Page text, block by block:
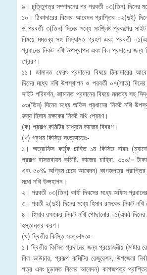
৯। চুত্তিুপত্র সম্পাদনের পর পরবর্তী ০৩(তিন) দিনের
১০। ঠিকাদারের বিলের আবেদন প্রাপ্তির ০২(দুই)
ও পরবর্তী ৩(তিন) দিনের মধ্যে সংশ্লিষ্ট প্রকল্পের
বিষয়ে মমতব্য সহ সিদ্ধামত গ্রহণ এবং পরবর্তী
প্রধানের নিকট নথি উপস্থাপন এবং বিল প্রদানের জন্য
প্রেরণ।
১১। জামানত ফেরৎ প্রদানের বিষয়ে ঠিকাদারের
দিনের মধ্যে নথি উপস্থাপন ও পরবর্তী ০৭(সাত) দিনের
সাইট পরিদর্শন, জামানত প্রদানের বিষয়ে মমতব্য সহ
০৩(তিন) দিনের মধ্যে অফিস প্রধানের নিকট নথি
জন্য হিসাব রক্ষকের নিকট নথি প্রেরণ।
(ক) প্রকল্প কমিটির মাধ্যমে কাজের বিবরণ।
(খ) প্রথম কিস্তি সংত্রুামতঃ-
১। অত্রাফিস কর্তৃক চাহিত ১ম কিসিত বাবদ
প্রকল্প বাসতবায়ন কমিটি, কাজের চাহিদা, ৩০০/=
এবং ৫০% অগ্রিম চেয়ে আবেদন) কাগজপত্র প্রাপ্তির
মধো নথি উপ্সহাপন।
২। পরবতী ০৩(তিন) কার্যা দিবসের মধ্যে অফিস
৩। পবর্তী ২(দুই) দিনের মধ্যে হিসাব রক্ষকের নিকট নথি
৪। হিসাব রক্ষকের নিকট নথি পৌছানোর ০১(এক)
হস্তান্তর করণ।
(খ) দ্বিতীয় কিস্তি সংত্রুামতঃ-
১। দ্বিতীয় কিসিত প্রদানের জন্য প্রয়োজনীয় (মাষ্টার
বিল ভাউচার, প্রকল্প কমিটির রেজুরেশন, উপজেলা
পত্র এবং চুড়ামত বিলের আবেদন) কাগজপত্র